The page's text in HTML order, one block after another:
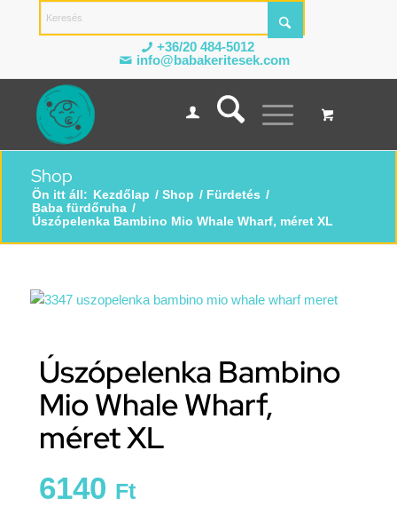
+36/20 484-5012
info@babakeritesek.com
Shop
Ön itt áll: Kezdőlap / Shop / Fürdetés /
Baba fürdőruha /
Úszópelenka Bambino Mio Whale Wharf, méret XL
Úszópelenka Bambino
Mio Whale Wharf,
méret XL
6140 Ft